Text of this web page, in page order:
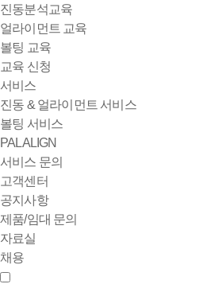
진동분석교육
얼라이먼트 교육
볼팅 교육
교육 신청
서비스
진동 & 얼라이먼트 서비스
볼팅 서비스
PALALIGN
서비스 문의
고객센터
공지사항
제품/임대 문의
자료실
채용